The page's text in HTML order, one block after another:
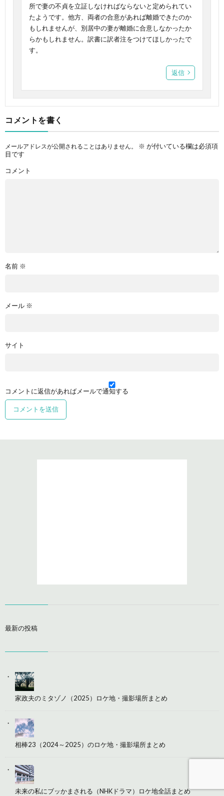
所で妻の不貞を立証しなければならないと定められてい
たようです。他方、両者の合意があれば離婚できたのか
もしれませんが、別居中の妻が離婚に合意しなかったか
らかもしれません。訳書に訳者注をつけてほしかったで
す。
返信
コメントを書く
メールアドレスが公開されることはありません。 ※ が付いている欄は必須項
目です
コメント
名前 ※
メール ※
サイト
コメントに返信があればメールで通知する
最新の投稿
家政夫のミタゾノ（2025）ロケ地・撮影場所まとめ
相棒23（2024～2025）のロケ地・撮影場所まとめ
未来の私にブッかまされる（NHKドラマ）ロケ地全話まとめ